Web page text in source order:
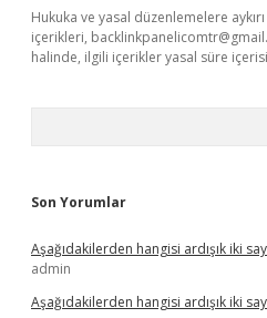
Hukuka ve yasal düzenlemelere
içerikleri,
halinde, ilgili içerikler yasal süre
Son Yorumlar
Aşağıdakilerden hangisi ardışık iki
admin
Aşağıdakilerden hangisi ardışık iki